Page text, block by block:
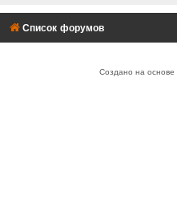
Список форумов
Создано на основе